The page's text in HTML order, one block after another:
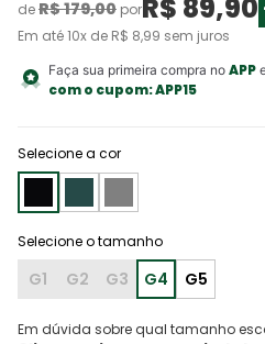
deR$179,00 porR$ 89,90
Em até10x de R$ 8,99 sem juros
Faça sua primeira compra no APP
com o cupom:APP15
Selecione a cor
G1 G2 G3 G4 G5
Em dúvida sobre qual tamanho